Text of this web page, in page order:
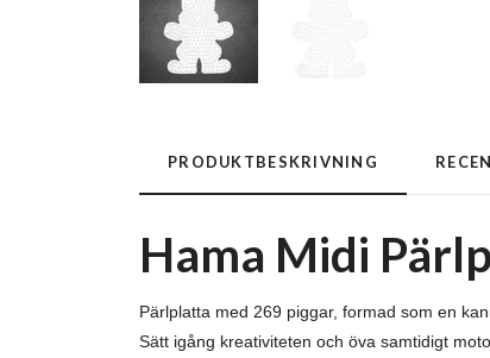
PRODUKTBESKRIVNING
Hama Midi
Pärlplatta med 269 piggar, formad som en
Sätt igång kreativiteten och öva samtidigt